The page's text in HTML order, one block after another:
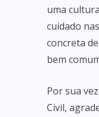
uma
cuidado
concreta
bem
Por sua
Civil,